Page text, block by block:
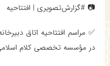
📷 #گزارش‌تصویری | افتتاحیه
✅ مراسم افتتاحیه اتاق
در مؤسسه تخصصی کلام